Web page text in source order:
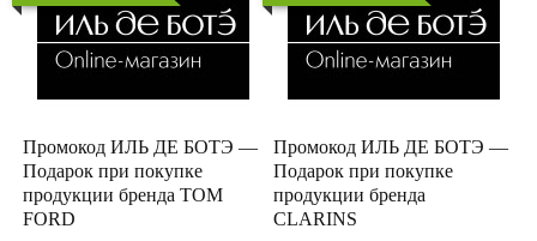
Промокод ИЛЬ ДЕ БОТЭ —
Подарок при покупке
продукции бренда TOM
FORD
Промокод ИЛЬ ДЕ БОТЭ —
Подарок при покупке
продукции бренда
CLARINS